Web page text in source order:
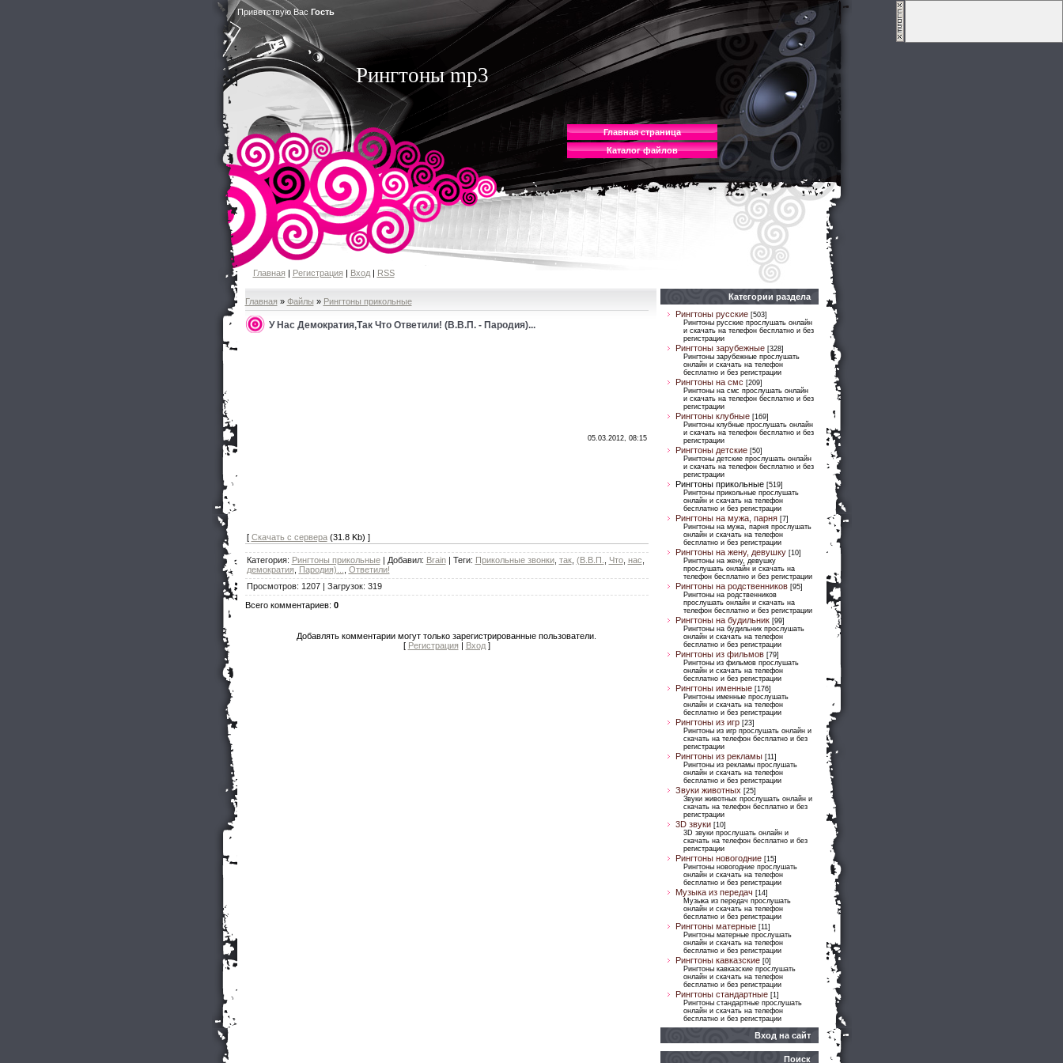
Приветствую Вас Гость
Главная страница
Каталог файлов
Рингтоны mp3
Главная| Регистрация| Вход| RSS
Главная » Файлы » Рингтоны прикольные
У Нас Демократия,Так Что Ответили! (В.В.П. - Пародия)...
[ Скачать с сервера(31.8 Kb) ]
05.03.2012, 08:15
Категория: Рингтоны прикольные| Добавил: Brain | Теги: Прикольные звонки, так, (В.В.П. Что, нас
демократия, Пародия)...
Ответили!
Просмотров: 1207| Загрузок: 319
Всего комментариев: 0
Добавлять комментарии могут только зарегистрированные пользователи.
[ Регистрация| Вход]
Категории раздела
Рингтоны русские [503]
Рингтоны русские прослушать онлайн
и скачать на телефон бесплатно и без
регистрации
Рингтоны зарубежные [328]
Рингтоны зарубежные прослушать
онлайн и скачать на телефон
бесплатно и без регистрации
Рингтоны на смс [209]
Рингтоны на смс прослушать онлайн
и скачать на телефон бесплатно и без
регистрации
Рингтоны клубные [169]
Рингтоны клубные прослушать онлайн
и скачать на телефон бесплатно и без
регистрации
Рингтоны детские [50]
Рингтоны детские прослушать онлайн
и скачать на телефон бесплатно и без
регистрации
Рингтоны прикольные [519]
Рингтоны прикольные прослушать
онлайн и скачать на телефон
бесплатно и без регистрации
Рингтоны на мужа, парня [7]
Рингтоны на мужа, парня прослушать
онлайн и скачать на телефон
бесплатно и без регистрации
Рингтоны на жену, девушку [10]
Рингтоны на жену, девушку
прослушать онлайн и скачать на
телефон бесплатно и без регистрации
Рингтоны на родственников [95]
Рингтоны на родственников
прослушать онлайн и скачать на
телефон бесплатно и без регистрации
Рингтоны на будильник [99]
Рингтоны на будильник прослушать
онлайн и скачать на телефон
бесплатно и без регистрации
Рингтоны из фильмов [79]
Рингтоны из фильмов прослушать
онлайн и скачать на телефон
бесплатно и без регистрации
Рингтоны именные [176]
Рингтоны именные прослушать
онлайн и скачать на телефон
бесплатно и без регистрации
Рингтоны из игр [23]
Рингтоны из игр прослушать онлайн и
скачать на телефон бесплатно и без
регистрации
Рингтоны из рекламы [11]
Рингтоны из рекламы прослушать
онлайн и скачать на телефон
бесплатно и без регистрации
Звуки животных [25]
Звуки животных прослушать онлайн и
скачать на телефон бесплатно и без
регистрации
3D звуки [10]
3D звуки прослушать онлайн и
скачать на телефон бесплатно и без
регистрации
Рингтоны новогодние [15]
Рингтоны новогодние прослушать
онлайн и скачать на телефон
бесплатно и без регистрации
Музыка из передач [14]
Музыка из передач прослушать
онлайн и скачать на телефон
бесплатно и без регистрации
Рингтоны матерные [11]
Рингтоны матерные прослушать
онлайн и скачать на телефон
бесплатно и без регистрации
Рингтоны кавказские [0]
Рингтоны кавказские прослушать
онлайн и скачать на телефон
бесплатно и без регистрации
Рингтоны стандартные [1]
Рингтоны стандартные прослушать
онлайн и скачать на телефон
бесплатно и без регистрации
Вход на сайт
Поиск